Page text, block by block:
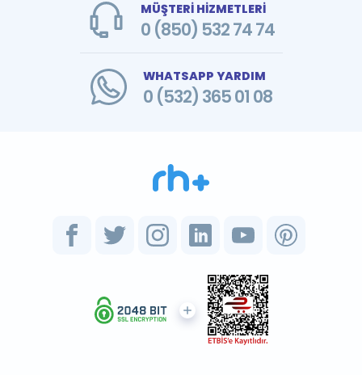
MÜŞTERİ HİZMETLERİ
0 (850) 532 74 74
WHATSAPP YARDIM
0 (532) 365 01 08